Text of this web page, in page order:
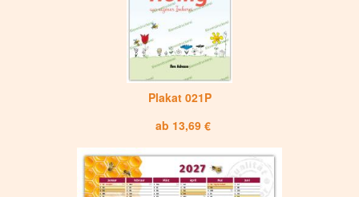
Plakat 021P
ab 13,69 €